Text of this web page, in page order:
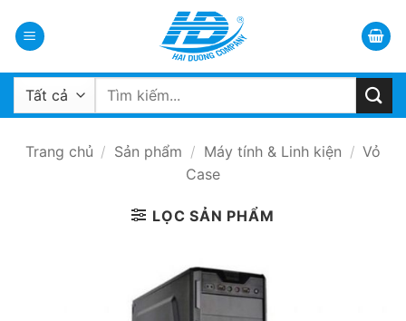
qua
dung
Tìm
Trang chủ / Sản phẩm / Máy tính & Linh kiện / Vỏ
Case
LỌC SẢN PHẨM